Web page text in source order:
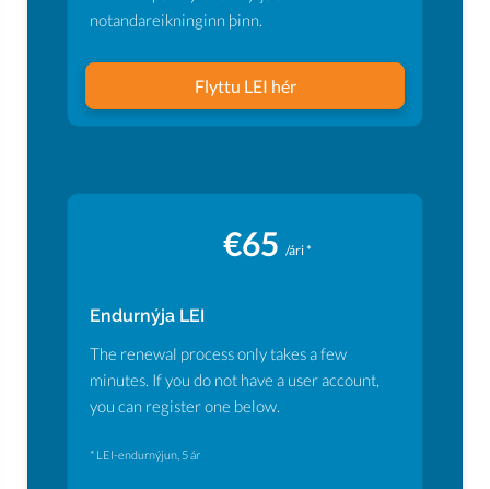
notandareikninginn þinn.
Flyttu LEI hér
€65 /ári *
Endurnýja LEI
The renewal process only takes a few
minutes. If you do not have a user account,
you can register one below.
* LEI-endurnýjun, 5 ár